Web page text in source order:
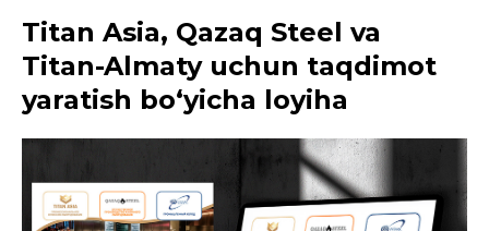
Titan Asia, Qazaq Steel va
Titan-Almaty uchun taqdimot
yaratish bo‘yicha loyiha